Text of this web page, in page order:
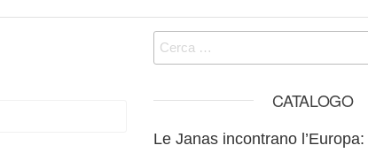
Ricerca per:
CATALOGO
Le Janas incontrano l’Europa: